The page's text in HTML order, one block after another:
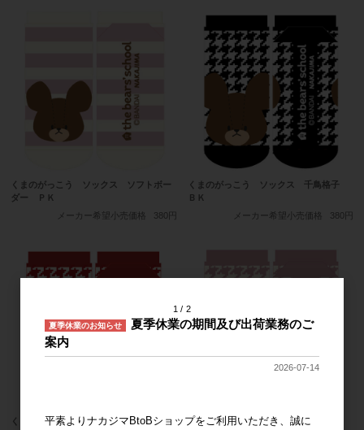
くまのがっこう ソックス ソフトボー
ダー ＰＫ
メーカー希望小売価格
380円
くまのがっこう ソックス 千鳥格子
ＢＫ
メーカー希望小売価格
380円
くまのがっこう ソックス 千鳥格子
くまのがっこう ソックス 千鳥格子
1 2
夏季休業のお知らせ
夏季休業の期間及び出荷業務のご
案内
2026-07-14
平素よりナカジマBtoBショップをご利用いただき、誠に